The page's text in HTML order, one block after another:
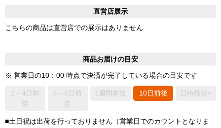
直営店展示
こちらの商品は直営店での展示はありません
商品お届けの目安
※ 営業日の10：00 時点で決済が完了している場合の目安です
2～4日前
後
4～6日前
後
1週間前後 10日前後 日時指定×
■土日祝は出荷を行っておりません（営業日でのカウントとなりま